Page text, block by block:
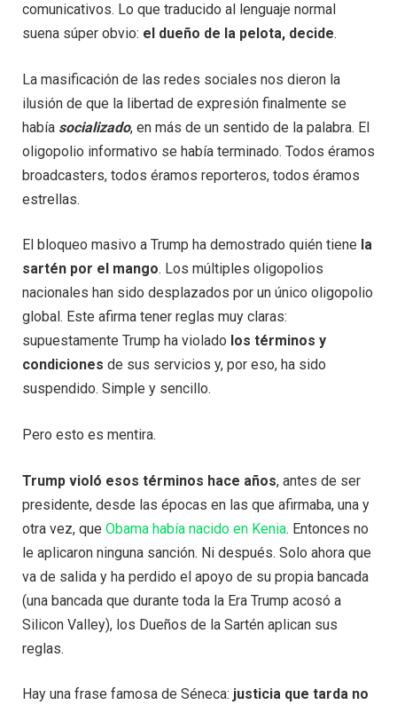
comunicativos. Lo que traducido al lenguaje normal
suena súper obvio: el dueño de la pelota, decide.
La masificación de las redes sociales nos dieron la
ilusión de que la libertad de expresión finalmente se
había socializado, en más de un sentido de la palabra. El
oligopolio informativo se había terminado. Todos éramos
broadcasters, todos éramos reporteros, todos éramos
estrellas.
El bloqueo masivo a Trump ha demostrado quién tiene la
sartén por el mango. Los múltiples oligopolios
nacionales han sido desplazados por un único oligopolio
global. Este afirma tener reglas muy claras:
supuestamente Trump ha violado los términos y
condiciones de sus servicios y, por eso, ha sido
suspendido. Simple y sencillo.
Pero esto es mentira.
Trump violó esos términos hace años, antes de ser
presidente, desde las épocas en las que afirmaba, una y
otra vez, que Obama había nacido en Kenia. Entonces no
le aplicaron ninguna sanción. Ni después. Solo ahora que
va de salida y ha perdido el apoyo de su propia bancada
(una bancada que durante toda la Era Trump acosó a
Silicon Valley), los Dueños de la Sartén aplican sus
reglas.
Hay una frase famosa de Séneca: justicia que tarda no